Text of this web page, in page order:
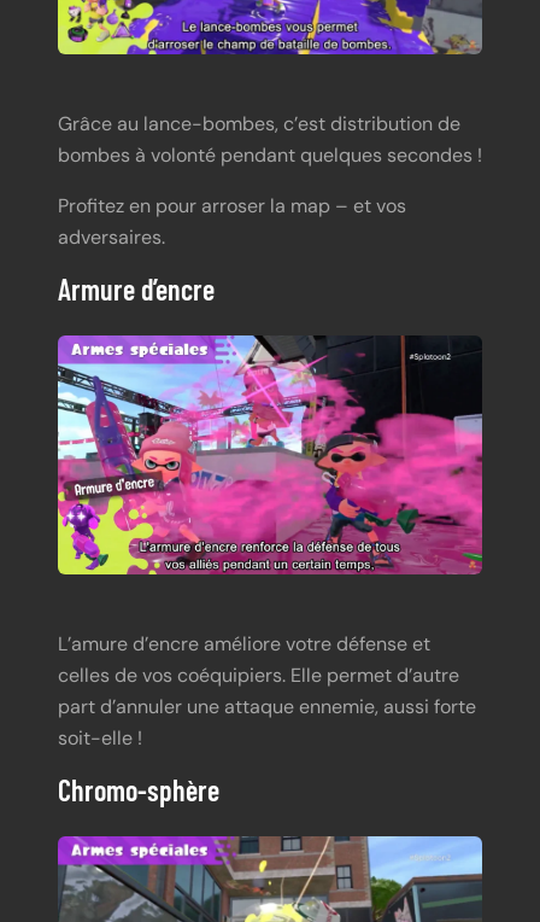
Grâce au lance-bombes, c’est distribution de
bombes à volonté pendant quelques secondes !
Profitez en pour arroser la map – et vos
adversaires.
Armure d’encre
L’amure d’encre améliore votre défense et
celles de vos coéquipiers. Elle permet d’autre
part d’annuler une attaque ennemie, aussi forte
soit-elle !
Chromo-sphère